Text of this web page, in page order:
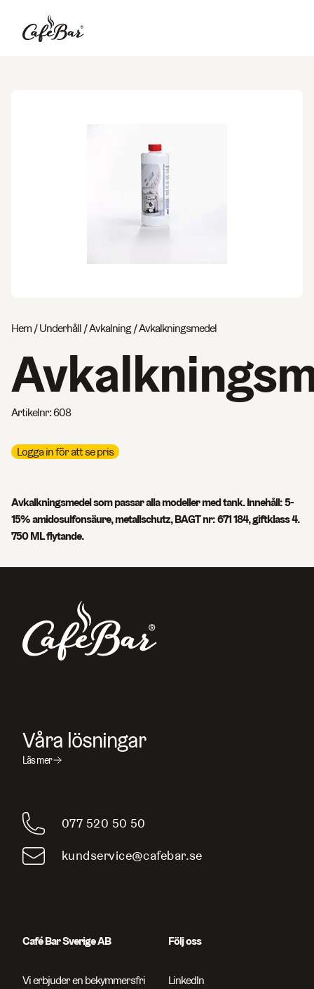
Hem/Underhåll/Avkalning/ Avkalkningsmedel
Artikelnr:608
Logga in för att se pris
Avkalkningsmedel som passar alla modeller med tank. Innehåll: 5-
15% amidosulfonsäure, metallschutz, BAGT nr: 671 184, giftklass 4.
750 ML flytande.
Våra lösningar
Läs mer
077 520 50 50
kundservice@cafebar.se
Café Bar Sverige AB
Vi erbjuder en bekymmersfri
Följ oss
LinkedIn